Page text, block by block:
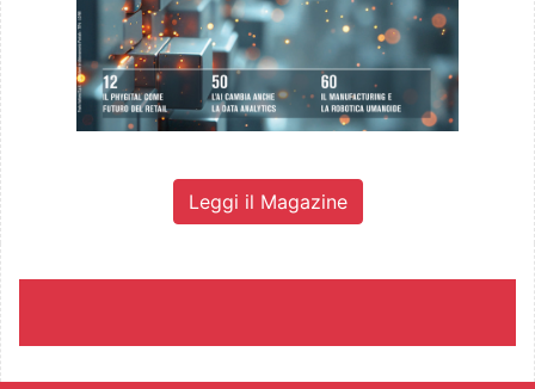
Leggi il Magazine